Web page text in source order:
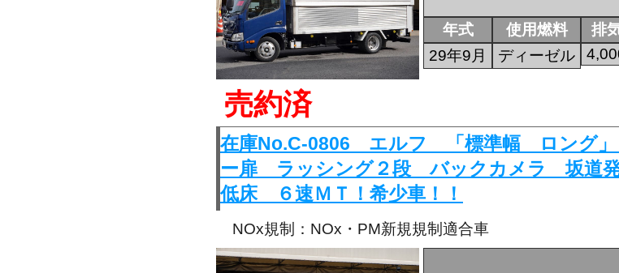
売約済
年式
29年9月
使用燃料
ディーゼル
排
在庫No.C-0806 エルフ 「標準幅 ロング
ー扉 ラッシング２段 バックカメラ 坂道
低床 ６速ＭＴ！希少車！！
NOx規制：NOx・PM新規規制適合車